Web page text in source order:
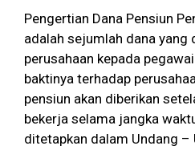
Pengertian Dana Pensiun
adalah sejumlah dana yang
perusahaan kepada
baktinya terhadap
pensiun akan diberikan
bekerja selama jangka
ditetapkan dalam Undang –